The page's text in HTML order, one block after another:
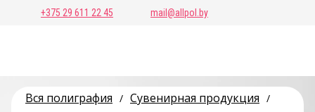
+375 29 611 22 45 mail@allpol.by
Вся полиграфия / Сувенирная продукция /